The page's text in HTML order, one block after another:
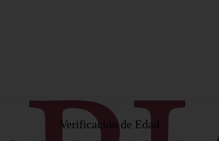
Verificación de Edad